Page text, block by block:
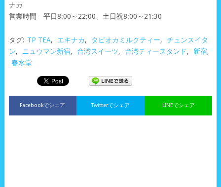
ナカ
営業時間 平日8:00～22:00、土日祝8:00～21:30
タグ: TP TEA, エキナカ, タピオカミルクティー,
チュンスイタ
ン, ニュウマン新宿, 台湾スイーツ, 台湾ティースタンド, 新宿,
春水堂
Facebookでシェア LINEでシェア
Twitterでシェア